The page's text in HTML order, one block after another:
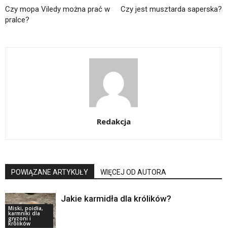
Czy mopa Viledy można prać w
pralce?
Czy jest musztarda saperska?
Redakcja
POWIĄZANE ARTYKUŁY WIĘCEJ OD AUTORA
Miski, poidła,
karmniki dla
gryzoni i
królików
Jakie karmidła dla królików?